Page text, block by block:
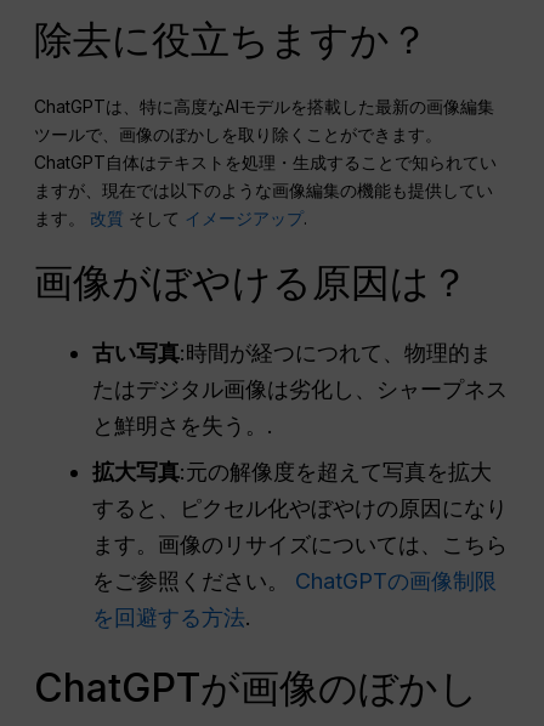
除去に役立ちますか？
ChatGPTは、特に高度なAIモデルを搭載した最新の画像編集
ツールで、画像のぼかしを取り除くことができます。
ChatGPT自体はテキストを処理・生成することで知られてい
ますが、現在では以下のような画像編集の機能も提供してい
ます。 改質 そして イメージアップ.
画像がぼやける原因は？
古い写真:時間が経つにつれて、物理的ま
たはデジタル画像は劣化し、シャープネス
と鮮明さを失う。.
拡大写真:元の解像度を超えて写真を拡大
すると、ピクセル化やぼやけの原因になり
ます。画像のリサイズについては、こちら
をご参照ください。 ChatGPTの画像制限
を回避する方法.
ChatGPTが画像のぼかし